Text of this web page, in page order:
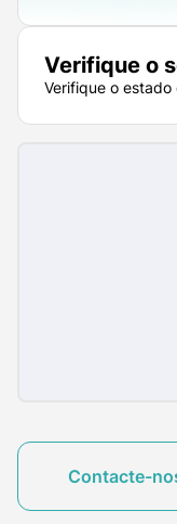
Verifique o
Verifique o
Contacte-